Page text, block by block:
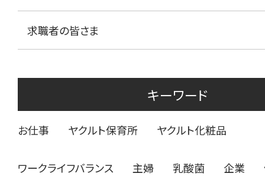
求職者の皆さま
キーワード
お仕事 ヤクルト保育所 ヤクルト化粧品
ワークライフバランス 主婦 乳酸菌 企業